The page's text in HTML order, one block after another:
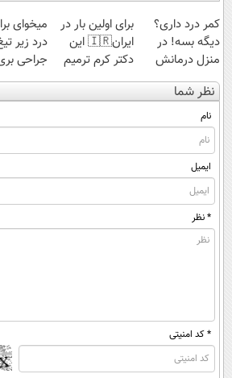
کمر درد داری؟
دیگه بسه! در
منزل درمانش
کن
(◀پرسش‌نامه)
برای اولین بار در
ایران🇮🇷 این
دکتر کرم ترمیم
کننده 23 روزه
میخوای
درد زیر
جراحی
نظر شما
نام
ایمیل
* نظر
* کد امنیتی